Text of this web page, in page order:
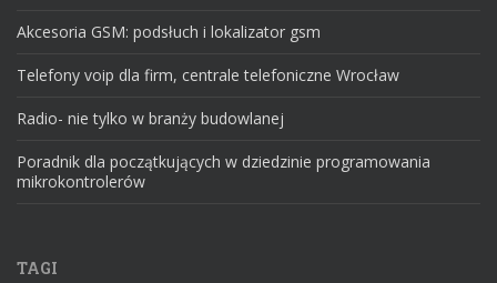
Akcesoria GSM: podsłuch i lokalizator gsm
Telefony voip dla firm, centrale telefoniczne Wrocław
Radio- nie tylko w branży budowlanej
Poradnik dla początkujących w dziedzinie programowania
mikrokontrolerów
TAGI